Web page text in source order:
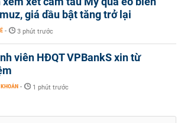
giá dầu bật tăng trở lại
- 3 phút trước
viên HĐQT VPBankS xin từ
- 1 phút trước